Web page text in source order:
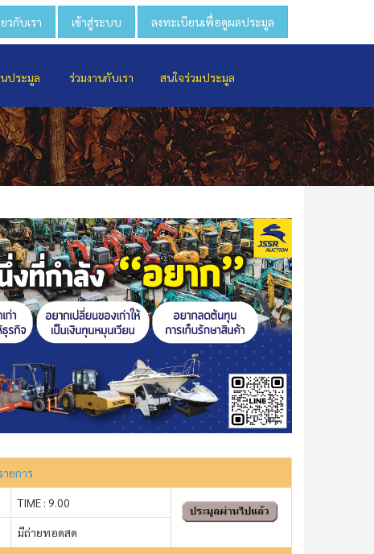
วกับเรา เข้าสู่ระบบ ลงทะเบียนเพื่อดูผลประมูล
ประมูล ร่วมงานกับเรา สนใจร่วมประมูล
ยการ
TIME : 9.00
มีถ่ายทอดสด